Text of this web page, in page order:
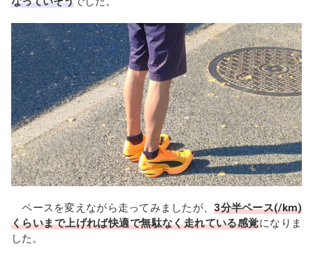
ペースを変えながら走ってみましたが、3分半ペース(/km)
くらいまで上げれば快適で無駄なく走れている感覚になりま
した。